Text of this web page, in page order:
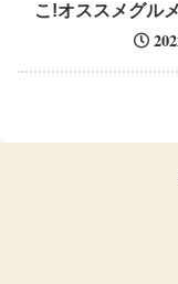
こ!オススメグル